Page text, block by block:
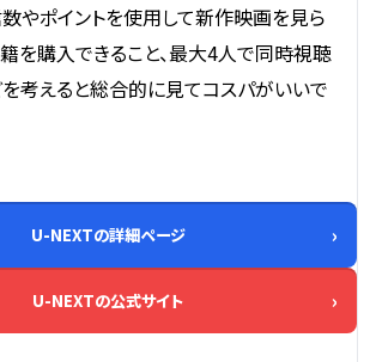
やポイントを使用して新作映画を見ら
を購入できること、最大4人で同時視聴
考えると総合的に見てコスパがいいで
U-NEXTの詳細ページ
U-NEXTの公式サイト